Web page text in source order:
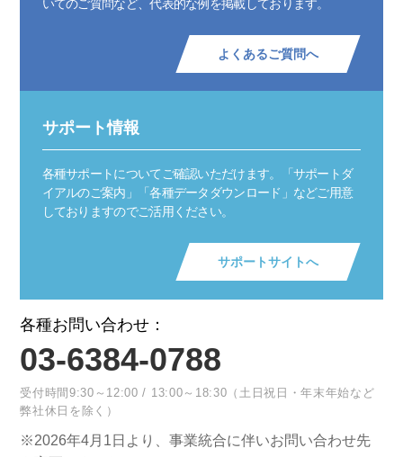
いてのご質問など、代表的な例を掲載しております。
よくあるご質問へ
サポート情報
各種サポートについてご確認いただけます。「サポートダ
イアルのご案内」「各種データダウンロード」などご用意
しておりますのでご活用ください。
サポートサイトへ
各種お問い合わせ：
03-6384-0788
受付時間9:30～12:00 / 13:00～18:30（土日祝日・年末年始など
弊社休日を除く）
※2026年4月1日より、事業統合に伴いお問い合わせ先